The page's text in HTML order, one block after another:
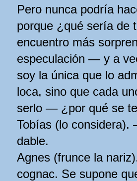
Pero nunca podría
porque ¿qué sería de
encuentro más
especulación — y a
soy la única que lo
loca, sino que cada
serlo — ¿por qué se
Tobías (lo
dable.
Agnes (frunce la
cognac. Se supone